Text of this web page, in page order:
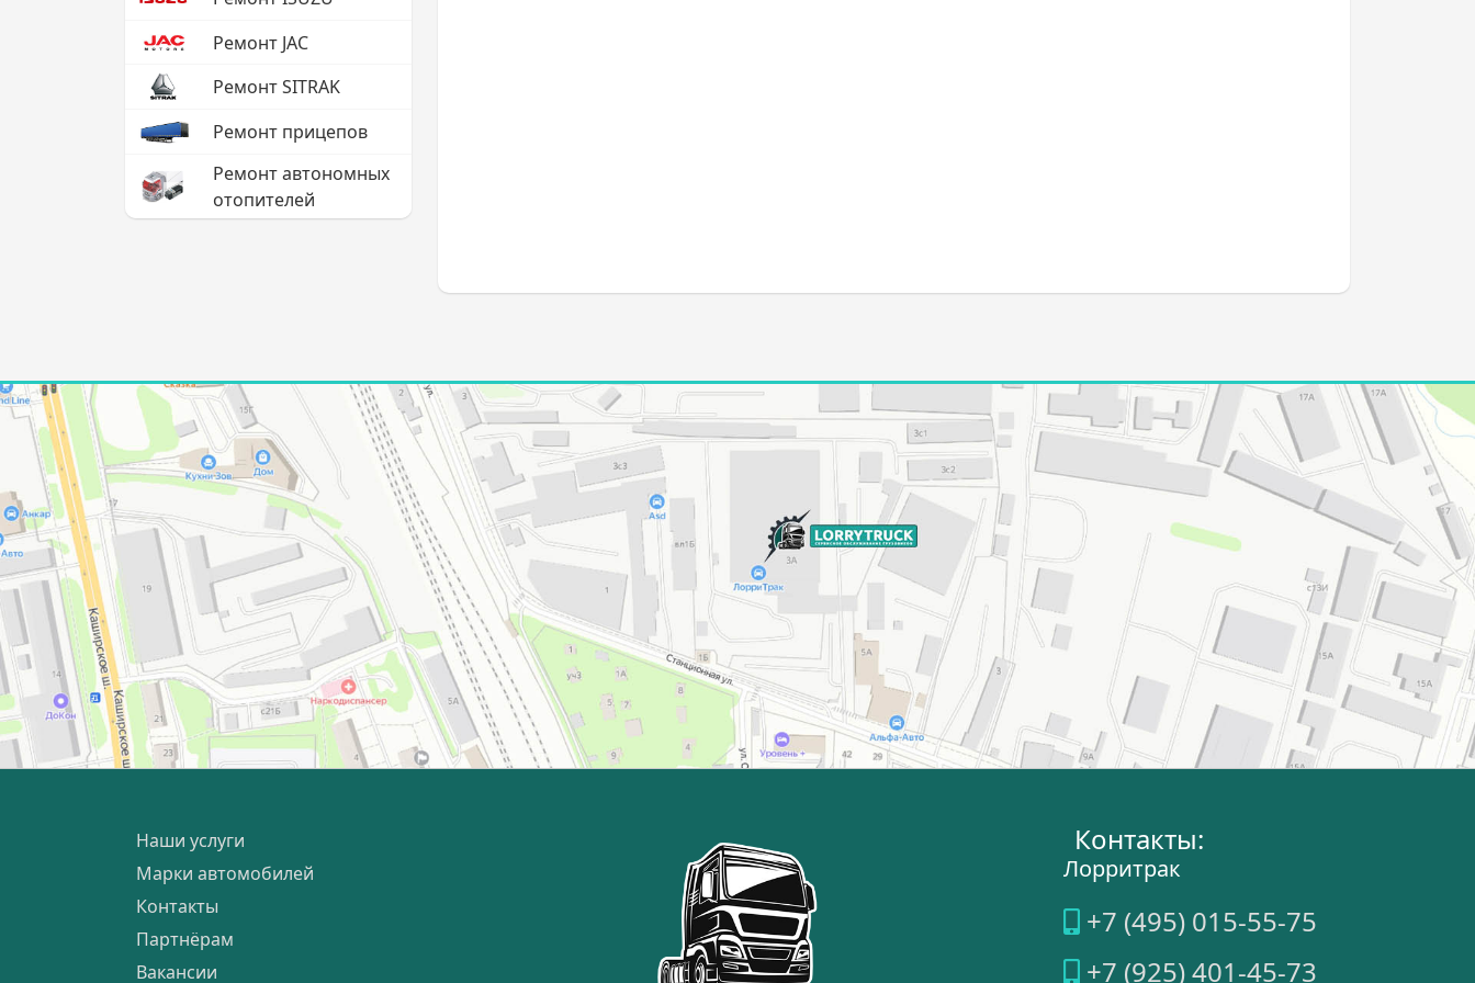
Ремонт JAC
Ремонт SITRAK
Ремонт прицепов
Ремонт автономных
отопителей
Наши услуги
Марки автомобилей
Контакты
Партнёрам
Вакансии
Контакты:
Лорритрак
+7 (495) 015-55-75
+7 (925) 401-45-73